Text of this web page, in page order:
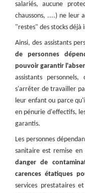
salariés, aucune
chaussons, ....) ne leur
"restes" des stocks déjà
Ainsi, des assistants
de personnes
pouvoir garantir
assistants
s'arrêter de travailler
leur enfant ou parce
en pénurie d'effectifs,
garantis.
Les personnes
sanitaire est remise en
danger de
carences étatiques
services prestataires